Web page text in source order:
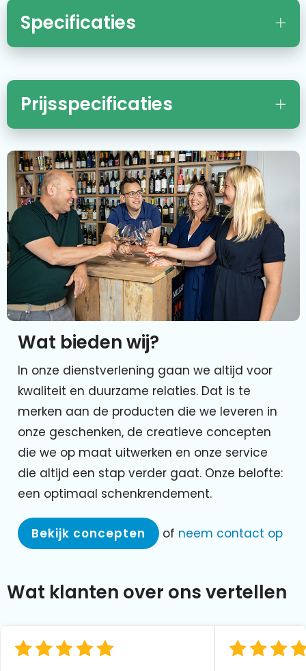
Specificaties
Prijsspecificaties
Wat bieden wij?
In onze dienstverlening gaan we altijd voor
kwaliteit en duurzame relaties. Dat is te
merken aan de producten die we leveren in
onze geschenken, de creatieve concepten
die we op maat uitwerken en onze service
die altijd een stap verder gaat. Onze belofte:
een optimaal schenkrendement.
Bekijk concepten of neem contact op
Wat klanten over ons vertellen